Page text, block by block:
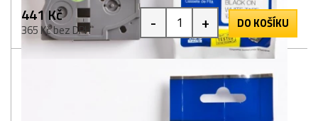
441 Kč
365 Kč bez DPH - + DO KOŠÍKU